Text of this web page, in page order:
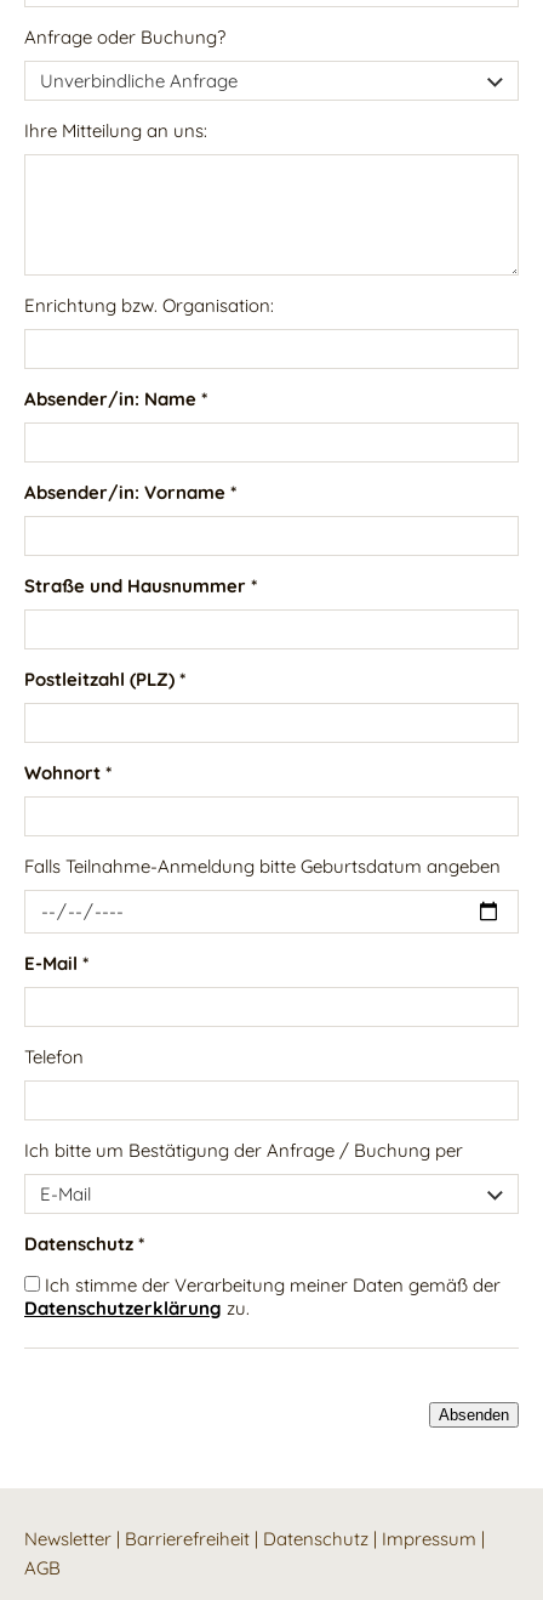
Anfrage oder Buchung?
Ihre Mitteilung an uns:
Enrichtung bzw. Organisation:
Absender/in: Name *
Absender/in: Vorname *
Straße und Hausnummer *
Postleitzahl (PLZ) *
Wohnort *
Falls Teilnahme-Anmeldung bitte Geburtsdatum angeben
E-Mail *
Telefon
Ich bitte um Bestätigung der Anfrage / Buchung per
Datenschutz *
Ich stimme der Verarbeitung meiner Daten gemäß der
Datenschutzerklärung zu.
Newsletter | Barrierefreiheit | Datenschutz | Impressum |
AGB